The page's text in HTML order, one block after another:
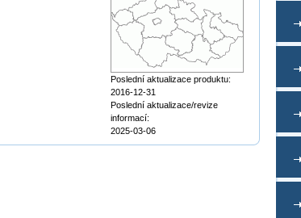
Poslední aktualizace produktu:
2016-12-31
Poslední aktualizace/revize
informací:
2025-03-06